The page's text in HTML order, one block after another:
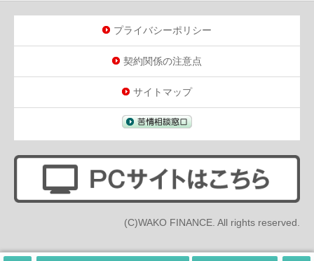
プライバシーポリシー
契約関係の注意点
サイトマップ
(C)WAKO FINANCE. All rights reserved.